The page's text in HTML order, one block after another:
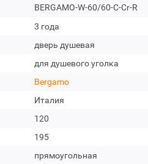
BERGAMO-W-60/60-C-Cr-R
3 года
дверь душевая
для душевого уголка
Bergamo
Италия
120
195
прямоугольная